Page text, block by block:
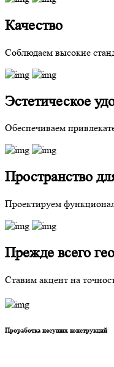
Качество
Соблюдаем высокие
Эстетическое
Обеспечиваем
Пространство
Проектируем
Прежде всего
Ставим акцент на
Проработка несущих конструкций